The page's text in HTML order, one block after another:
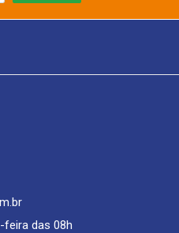
feira das 08h